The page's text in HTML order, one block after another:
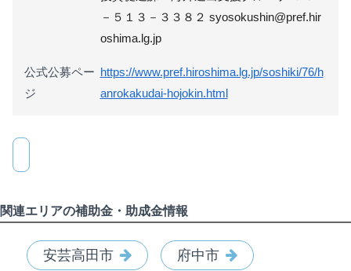
－５１３－３３８２ syosokushin@pref.hir
oshima.lg.jp
公式公募ペー
ジ
https://www.pref.hiroshima.lg.jp/soshiki/76/h
anrokakudai-hojokin.html
関連エリアの補助金・助成金情報
安芸高田市 府中市